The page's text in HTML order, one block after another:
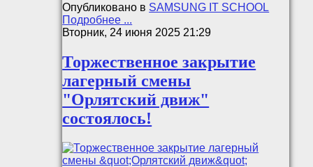
Опубликовано в SAMSUNG IT SCHOOL
Подробнее ...
Вторник, 24 июня 2025 21:29
Торжественное закрытие
лагерный смены
"Орлятский движ"
состоялось!